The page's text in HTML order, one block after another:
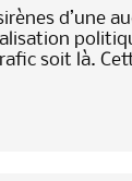
d’une
soit là.